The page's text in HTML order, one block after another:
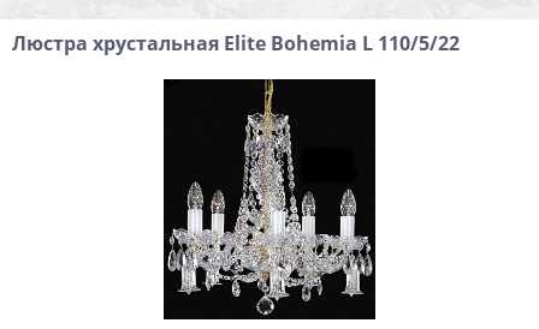
Люстра хрустальная Elite Bohemia L 110/5/22